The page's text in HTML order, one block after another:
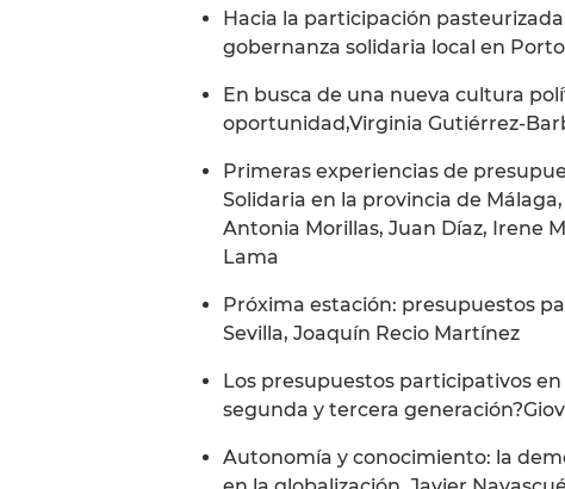
Hacia la participación
gobernanza solidaria local en
En busca de una nueva cultura
oportunidad,Virginia Gutiérrez-
Primeras experiencias de
Solidaria en la provincia de
Antonia Morillas, Juan Díaz, Irene
Lama
Próxima estación: presupuestos
Sevilla, Joaquín Recio Martínez
Los presupuestos participativos en
segunda y tercera
Autonomía y conocimiento: la